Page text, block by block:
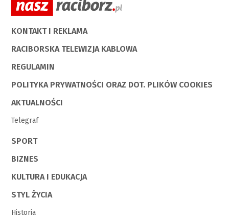
KONTAKT I REKLAMA
RACIBORSKA TELEWIZJA KABLOWA
REGULAMIN
POLITYKA PRYWATNOŚCI ORAZ DOT. PLIKÓW COOKIES
AKTUALNOŚCI
Telegraf
SPORT
BIZNES
KULTURA I EDUKACJA
STYL ŻYCIA
Historia